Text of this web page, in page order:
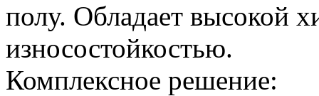
полу. Обладает высокой
износостойкостью.
Комплексное решение: